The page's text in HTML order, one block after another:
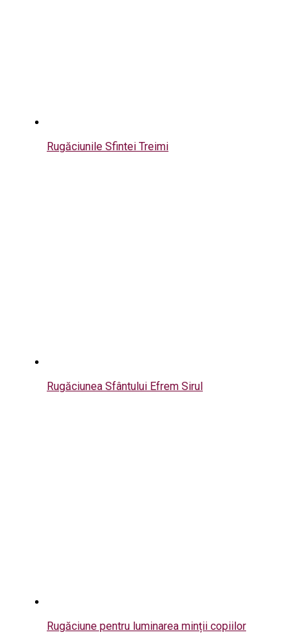
Rugăciunile Sfintei Treimi
Rugăciunea Sfântului Efrem Sirul
Rugăciune pentru luminarea minții copiilor